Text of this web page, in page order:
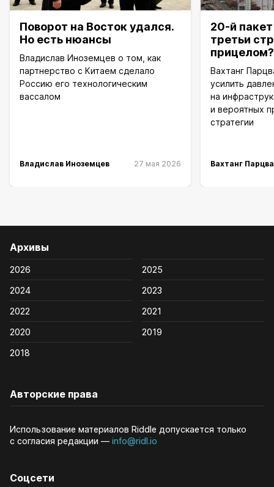
Поворот на Восток удался.
Но есть нюансы
Владислав Иноземцев о том, как
партнерство с Китаем сделало
Россию его технологическим
вассалом
Владислав Иноземцев 27 мая 2026
20-й
третьи
прицелом?
Вахтанг
усилить
на
и вероятных
стратегии
Вахтанг
Архивы
2026
2025
2024
2023
2022
2021
2020
2019
2018
Авторские права
Использование материалов Riddle допускается только
с согласия редакции — info@ridl.io
Соцсети